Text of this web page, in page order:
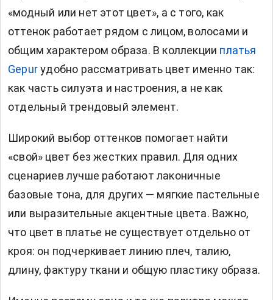
«модный или нет этот цвет», а с того, как
оттенок работает рядом с лицом, волосами и
общим характером образа. В коллекции платья
Gepurудобно рассматривать цвет именно так:
как часть силуэта и настроения, а не как
отдельный трендовый элемент.
Широкий выбор оттенков помогает найти
«свой» цвет без жестких правил. Для одних
сценариев лучше работают лаконичные
базовые тона, для других — мягкие пастельные
или выразительные акцентные цвета. Важно,
что цвет в платье не существует отдельно от
кроя: он подчеркивает линию плеч, талию,
длину, фактуру ткани и общую пластику образа.